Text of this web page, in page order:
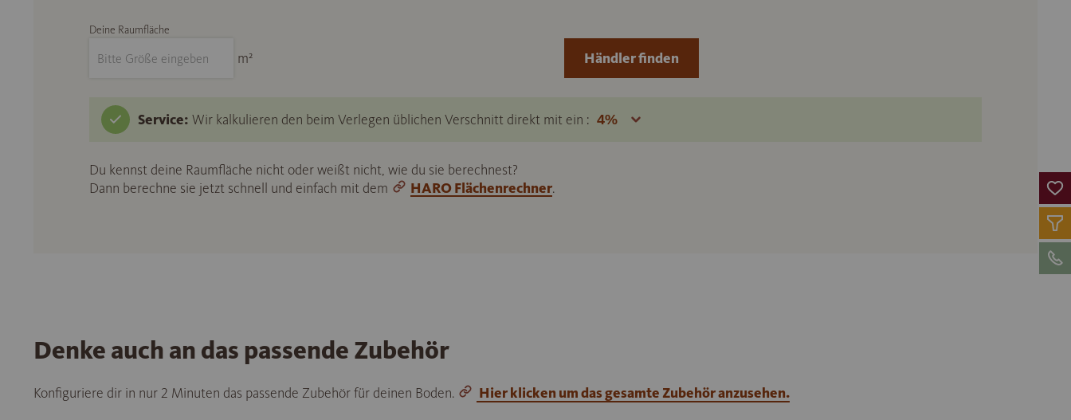
Deine Raumfläche
m²
Service: Wir kalkulieren den beim Verlegen üblichen Verschnitt direkt mit ein :
Du kennst deine Raumfläche nicht oder weißt nicht, wie du sie berechnest?
Dann berechne sie jetzt schnell und einfach mit dem
HARO Flächenrechner.
Händler finden
Denke auch an das passende Zubehör
Konfiguriere dir in nur 2 Minuten das passende Zubehör für deinen Boden. Hier klicken um das gesamte Zubehör anzusehen.